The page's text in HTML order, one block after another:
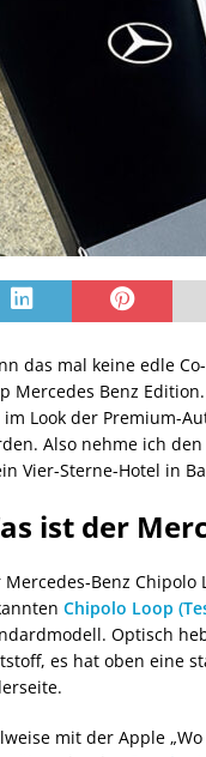
das mal keine edle
Mercedes Benz
im Look der Premium-
Also nehme ich
Vier-Sterne-Hotel in
ist der
Mercedes‑Benz
Chipolo Loop
Optisch
es hat oben eine
mit der Apple